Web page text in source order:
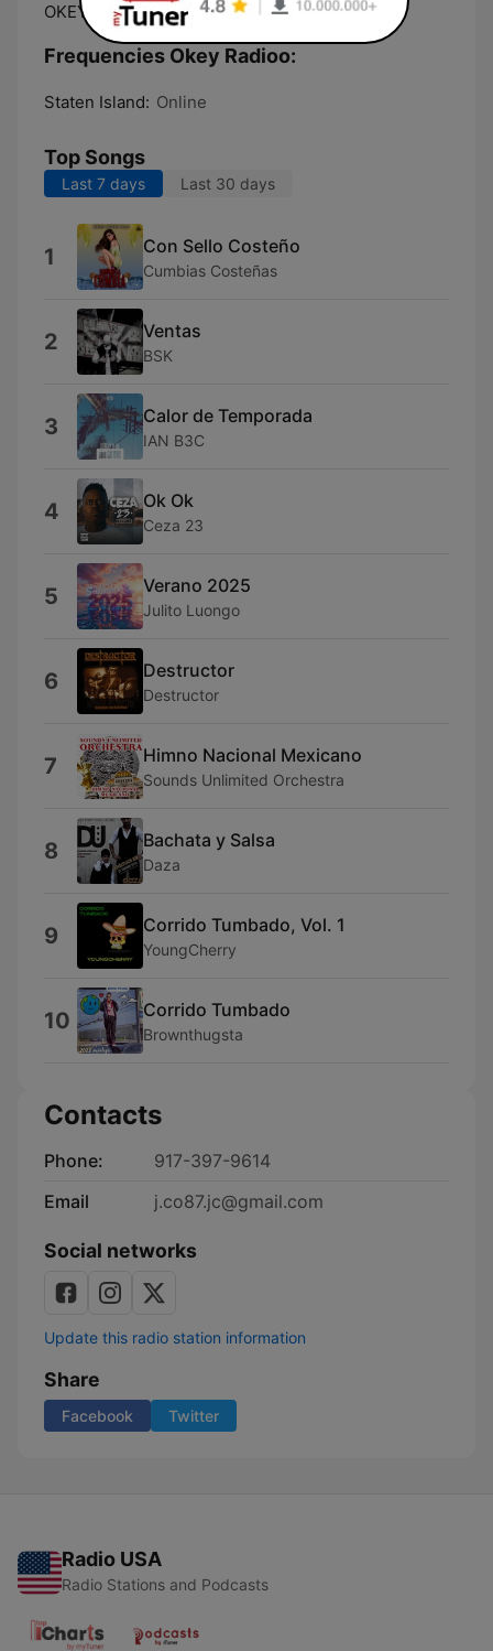
OKEY RADIOO ,transformando tus sentidos.
Frequencies Okey Radioo:
Staten Island: Online
Top Songs
Last 7 days Last 30 days
1 Con Sello Costeño
Cumbias Costeñas
2 Ventas
BSK
3 Calor de Temporada
IAN B3C
4 Ok Ok
Ceza 23
5 Verano 2025
Julito Luongo
6 Destructor
Destructor
7 Himno Nacional Mexicano
Sounds Unlimited Orchestra
8 Bachata y Salsa
Daza
9 Corrido Tumbado, Vol. 1
YoungCherry
10 Corrido Tumbado
Brownthugsta
Contacts
Phone:
917-397-9614
Email
j.co87.jc@gmail.com
Social networks
Update this radio station information
Share
Facebook Twitter
Radio USA
Radio Stations and Podcasts